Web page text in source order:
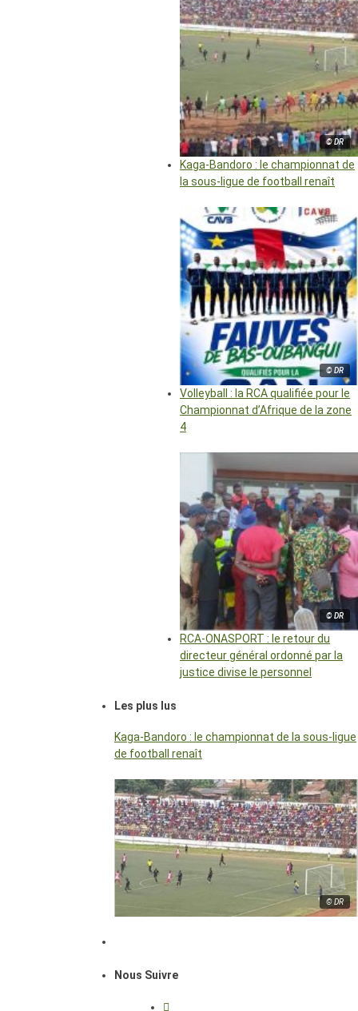
© DR
Kaga-Bandoro : le championnat de
la sous-ligue de football renaît
© DR
Volleyball : la RCA qualifiée pour le
Championnat d’Afrique de la zone
4
© DR
RCA-ONASPORT : le retour du
directeur général ordonné par la
justice divise le personnel
Les plus lus
Kaga-Bandoro : le championnat de la sous-ligue
de football renaît
© DR
Nous Suivre